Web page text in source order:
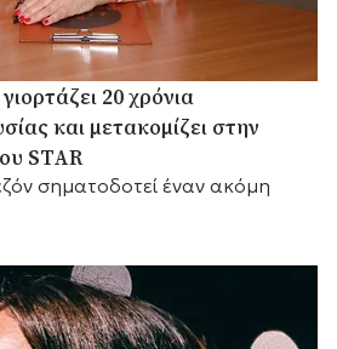
20 χρόνια
και μετακομίζει στην
STAR
σηματοδοτεί έναν ακόμη